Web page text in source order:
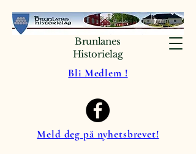
Brunlanes
Historielag
Bli Medlem !
Meld deg på nyhetsbrevet!